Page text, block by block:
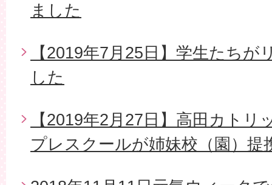
ました
【2019年7月25日】学生たち
した
【2019年2月27日】高田カト
プレスクールが姉妹校（園）提